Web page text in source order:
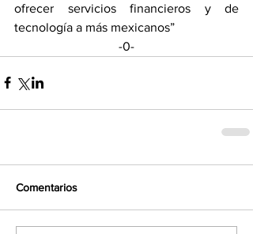
ofrecer servicios financieros y de
tecnología a más mexicanos”
-0-
Comentarios